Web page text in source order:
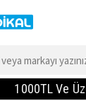
1000TL Ve